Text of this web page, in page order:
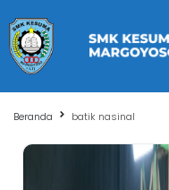
Beranda batik nasinal